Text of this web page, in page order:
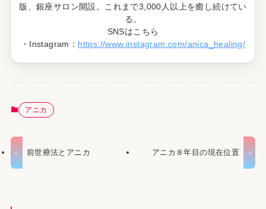
版、銀座サロン開設。これまで3,000人以上を癒し続けてい
る。
SNSはこちら
・Instagram： https://www.instagram.com/anica_healing/
アニカ
前世療法とアニカ アニカ８年目の現在位置